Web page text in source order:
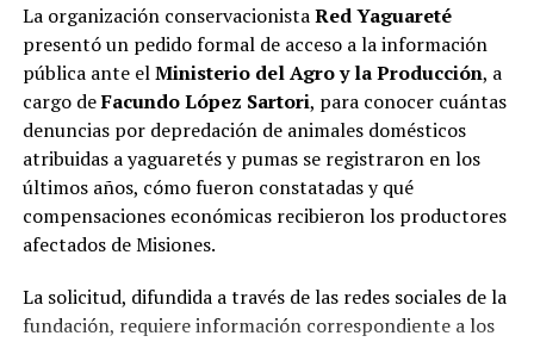
Denuncia pública
De esta manera, la organización no gubernamental
dedicada al rescate, la rehabilitación y la reinserción de
animales silvestres heridos o afectados por el
mascotismo y la actividad humana, utilizó la misma vía
para denunciar públicamente lo que había ocurrido.
Bajo el rótulo: “Atención, máxima difusión, censura
en Misiones”, la ONG consideró este bloqueo como “un
Asimismo, vinculó esta preocupación al contexto actual
de calentamiento global: “Dañar el río Paraná sería
nocivo para todos, especialmente frente a la
degradación ambiental que ya afecta a servicios básicos
para la supervivencia”.
Durante la reunión también se debatió sobre la matriz
energética provincial. Se intercambiaron propuestas
orientadas a las energías renovables, como la biomasa,
hidráulicos en arroyos internos.
La organización conservacionistaRed Yaguareté
presentó un pedido formal de acceso a la información
pública ante elMinisterio del Agro y la Producción, a
cargo deFacundo López Sartori, para conocer cuántas
denuncias por depredación de animales domésticos
atribuidas a yaguaretés y pumas se registraron en los
últimos años, cómo fueron constatadas y qué
compensaciones económicas recibieron los productores
afectados de Misiones.
La solicitud, difundida a través de las redes sociales de la
fundación, requiere información correspondiente a los